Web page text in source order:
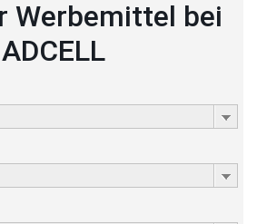
Werbemittel bei
ADCELL